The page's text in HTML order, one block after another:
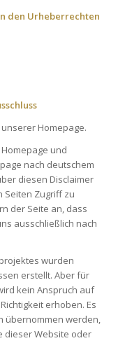
den Urheberrechten
Homepage.
und
nach deutschem
diesen Disclaimer
Seiten Zugriff zu
der Seite an, dass
ausschließlich nach
wurden
erstellt. Aber für
kein Anspruch auf
erhoben. Es
übernommen werden,
dieser Website oder